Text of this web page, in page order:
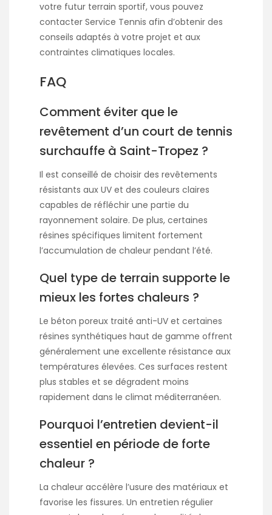
votre futur terrain sportif, vous pouvez
contacter Service Tennis afin d’obtenir des
conseils adaptés à votre projet et aux
contraintes climatiques locales.
FAQ
Comment éviter que le
revêtement d’un court de tennis
surchauffe à Saint-Tropez ?
Il est conseillé de choisir des revêtements
résistants aux UV et des couleurs claires
capables de réfléchir une partie du
rayonnement solaire. De plus, certaines
résines spécifiques limitent fortement
l’accumulation de chaleur pendant l’été.
Quel type de terrain supporte le
mieux les fortes chaleurs ?
Le béton poreux traité anti-UV et certaines
résines synthétiques haut de gamme offrent
généralement une excellente résistance aux
températures élevées. Ces surfaces restent
plus stables et se dégradent moins
rapidement dans le climat méditerranéen.
Pourquoi l’entretien devient-il
essentiel en période de forte
chaleur ?
La chaleur accélère l’usure des matériaux et
favorise les fissures. Un entretien régulier